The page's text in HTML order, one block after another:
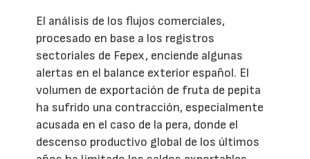
El análisis de los flujos comerciales,
procesado en base a los registros
sectoriales de Fepex, enciende algunas
alertas en el balance exterior español. El
volumen de exportación de fruta de pepita
ha sufrido una contracción, especialmente
acusada en el caso de la pera, donde el
descenso productivo global de los últimos